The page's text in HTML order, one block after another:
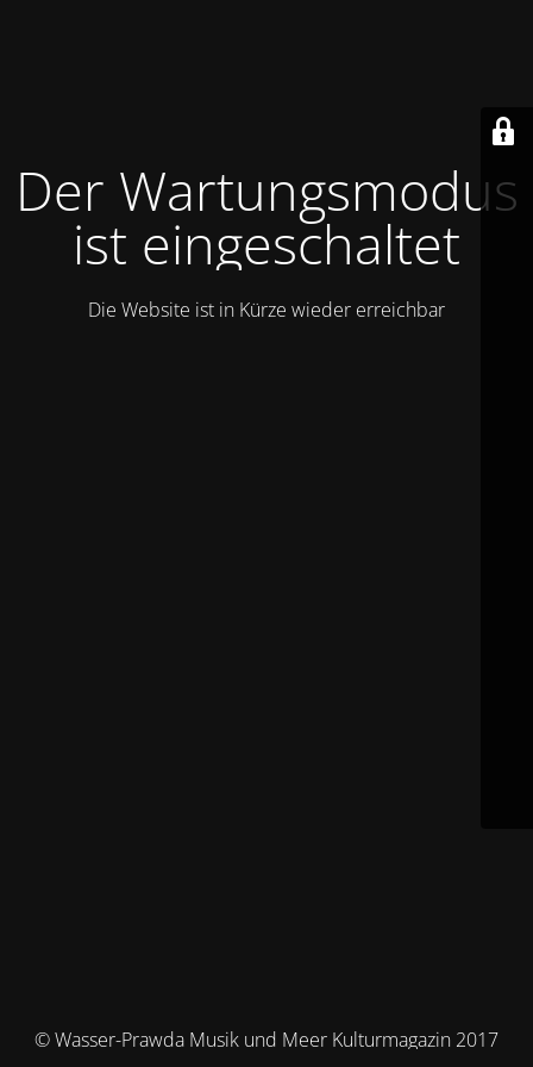
Der Wartungsmodus
ist eingeschaltet
Die Website ist in Kürze wieder erreichbar
© Wasser-Prawda Musik und Meer Kulturmagazin 2017